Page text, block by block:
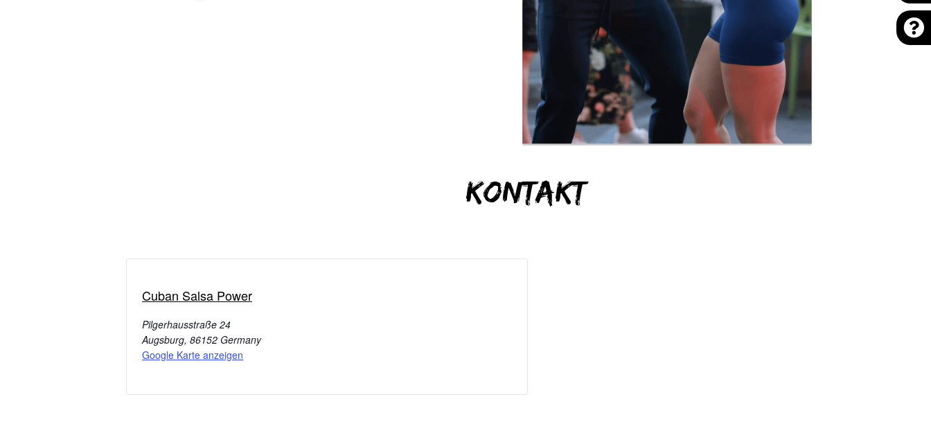
Kontakt
Cuban Salsa Power
Pilgerhausstraße 24
Augsburg, 86152 Germany
Google Karte anzeigen